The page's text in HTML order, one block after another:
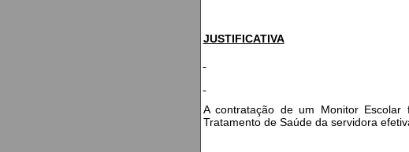
JUSTIFICATIVA
A contratação de um Monitor
Tratamento de Saúde da servidora